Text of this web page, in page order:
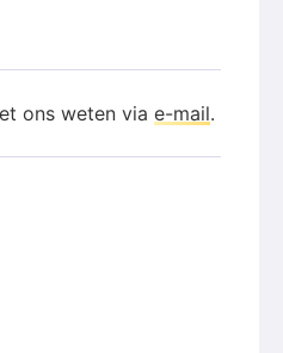
ons weten via e-mail.